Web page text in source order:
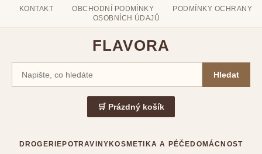
KONTAKT OBCHODNÍ PODMÍNKY
PODMÍNKY OCHRANY
OSOBNÍCH ÚDAJŮ
FLAVORA
Hledat
🛒 Prázdný košík
DROGERIE POTRAVINY KOSMETIKA A PÉČE DOMÁCNOST